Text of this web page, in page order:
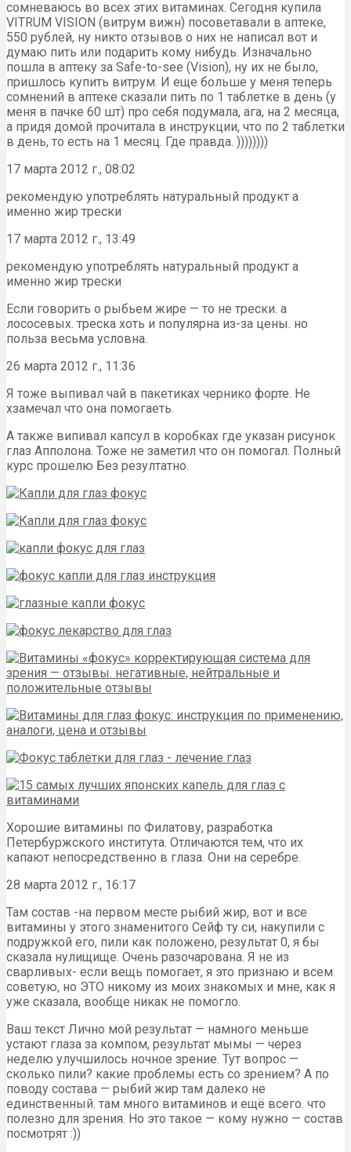
сомневаюсь во всех этих витаминах. Сегодня купила
VITRUM VISION (витрум вижн) посоветавали в аптеке,
550 рублей, ну никто отзывов о них не написал вот и
думаю пить или подарить кому нибудь. Изначально
пошла в аптеку за Safe-to-see (Vision), ну их не было,
пришлось купить витрум. И еще больше у меня теперь
сомнений в аптеке сказали пить по 1 таблетке в день (у
меня в пачке 60 шт) про себя подумала, ага, на 2 месяца,
а придя домой прочитала в инструкции, что по 2 таблетки
в день, то есть на 1 месяц. Где правда. ))))))))
17 марта 2012 г., 08:02
рекомендую употреблять натуральный продукт а
именно жир трески
17 марта 2012 г., 13:49
рекомендую употреблять натуральный продукт а
именно жир трески
Если говорить о рыбьем жире — то не трески. а
лососевых. треска хоть и популярна из-за цены. но
польза весьма условна.
26 марта 2012 г., 11:36
Я тоже выпивал чай в пакетиках чернико форте. Не
хзамечал что она помогаеть.
А также випивал капсул в коробках где указан рисунок
глаз Апполона. Тоже не заметил что он помогал. Полный
курс прошелю Без резултатно.
Хорошие витамины по Филатову, разработка
Петербуржского института. Отличаются тем, что их
капают непосредственно в глаза. Они на серебре.
28 марта 2012 г., 16:17
Там состав -на первом месте рыбий жир, вот и все
витамины у этого знаменитого Сейф ту си, накупили с
подружкой его, пили как положено, результат 0, я бы
сказала нулищище. Очень разочарована. Я не из
сварливых- если вещь помогает, я это признаю и всем
советую, но ЭТО никому из моих знакомых и мне, как я
уже сказала, вообще никак не помогло.
Ваш текст Лично мой результат — намного меньше
устают глаза за компом, результат мымы — через
неделю улучшилось ночное зрение. Тут вопрос —
сколько пили? какие проблемы есть со зрением? А по
поводу состава — рыбий жир там далеко не
единственный. там много витаминов и ещё всего. что
полезно для зрения. Но это такое — кому нужно — состав
посмотрят :))